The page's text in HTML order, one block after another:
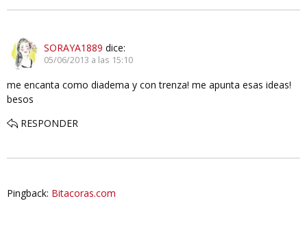
SORAYA1889 dice:
05/06/2013 a las 15:10
me encanta como diadema y con trenza! me apunta esas ideas!
besos
RESPONDER
Pingback: Bitacoras.com